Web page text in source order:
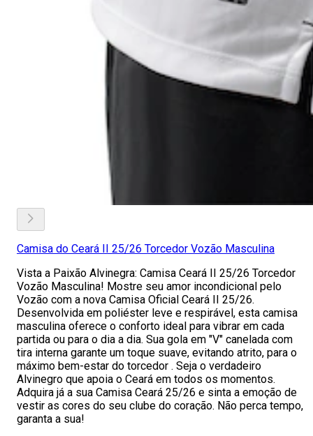
Camisa do Ceará II 25/26 Torcedor Vozão Masculina
Vista a Paixão Alvinegra: Camisa Ceará II 25/26 Torcedor
Vozão Masculina! Mostre seu amor incondicional pelo
Vozão com a nova Camisa Oficial Ceará II 25/26.
Desenvolvida em poliéster leve e respirável, esta camisa
masculina oferece o conforto ideal para vibrar em cada
partida ou para o dia a dia. Sua gola em "V" canelada com
tira interna garante um toque suave, evitando atrito, para o
máximo bem-estar do torcedor . Seja o verdadeiro
Alvinegro que apoia o Ceará em todos os momentos.
Adquira já a sua Camisa Ceará 25/26 e sinta a emoção de
vestir as cores do seu clube do coração. Não perca tempo,
garanta a sua!